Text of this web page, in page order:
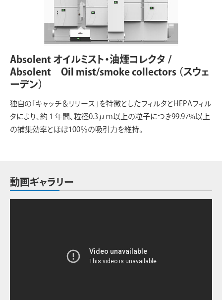
Absolent オイルミスト・油煙コレクタ /
Absolent Oil mist/smoke collectors （スウェ
ーデン）
独自の「キャッチ＆リリース」を特徴としたフィルタとHEPAフィル
タにより、約１年間、粒径0.3μｍ以上の粒子につき99.97%以上
の捕集効率とほぼ100％の吸引力を維持。
動画ギャラリー